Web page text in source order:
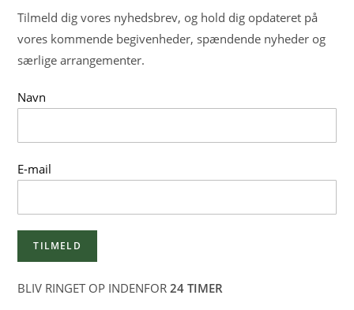
Tilmeld dig vores nyhedsbrev, og hold dig opdateret på
vores kommende begivenheder, spændende nyheder og
særlige arrangementer.
Navn
E-mail
BLIV RINGET OP INDENFOR24 TIMER